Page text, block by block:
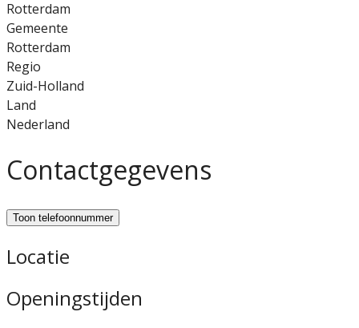
Rotterdam
Gemeente
Rotterdam
Regio
Zuid-Holland
Land
Nederland
Contactgegevens
Toon telefoonnummer
Locatie
Openingstijden